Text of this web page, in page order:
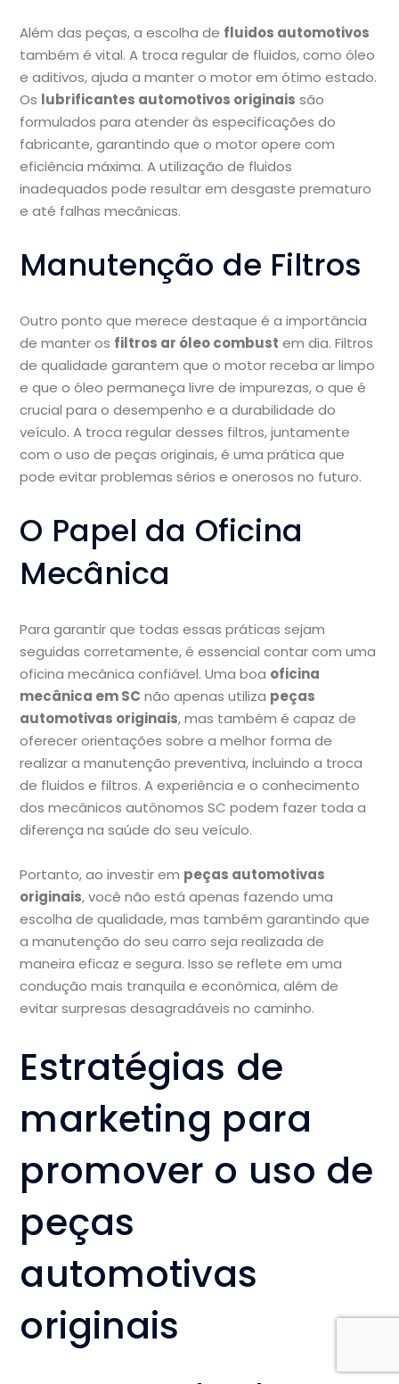
Além das peças, a escolha de fluidos automotivos
também é vital. A troca regular de fluidos, como óleo
e aditivos, ajuda a manter o motor em ótimo estado.
Os lubrificantes automotivos originais são
formulados para atender às especificações do
fabricante, garantindo que o motor opere com
eficiência máxima. A utilização de fluidos
inadequados pode resultar em desgaste prematuro
e até falhas mecânicas.
Manutenção de Filtros
Outro ponto que merece destaque é a importância
de manter os filtros ar óleo combust em dia. Filtros
de qualidade garantem que o motor receba ar limpo
e que o óleo permaneça livre de impurezas, o que é
crucial para o desempenho e a durabilidade do
veículo. A troca regular desses filtros, juntamente
com o uso de peças originais, é uma prática que
pode evitar problemas sérios e onerosos no futuro.
O Papel da Oficina
Mecânica
Para garantir que todas essas práticas sejam
seguidas corretamente, é essencial contar com uma
oficina mecânica confiável. Uma boa oficina
mecânica em SC não apenas utiliza peças
automotivas originais, mas também é capaz de
oferecer orientações sobre a melhor forma de
realizar a manutenção preventiva, incluindo a troca
de fluidos e filtros. A experiência e o conhecimento
dos mecânicos autônomos SC podem fazer toda a
diferença na saúde do seu veículo.
Portanto, ao investir em peças automotivas
originais, você não está apenas fazendo uma
escolha de qualidade, mas também garantindo que
a manutenção do seu carro seja realizada de
maneira eficaz e segura. Isso se reflete em uma
condução mais tranquila e econômica, além de
evitar surpresas desagradáveis no caminho.
Estratégias de
marketing para
promover o uso de
peças
automotivas
originais